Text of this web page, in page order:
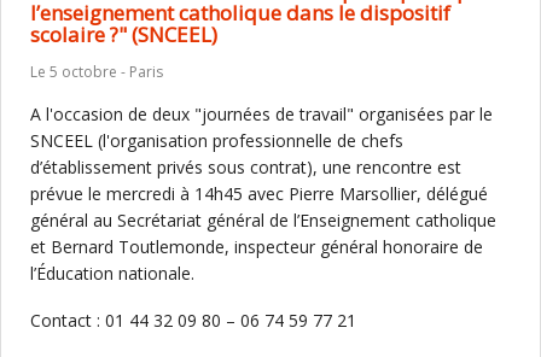
l’enseignement catholique dans le dispositif
scolaire ?" (SNCEEL)
Le 5 octobre - Paris
A l'occasion de deux "journées de travail" organisées par le
SNCEEL (l'organisation professionnelle de chefs
d’établissement privés sous contrat), une rencontre est
prévue le mercredi à 14h45 avec Pierre Marsollier, délégué
général au Secrétariat général de l’Enseignement catholique
et Bernard Toutlemonde, inspecteur général honoraire de
l’Éducation nationale.
Contact : 01 44 32 09 80 – 06 74 59 77 21